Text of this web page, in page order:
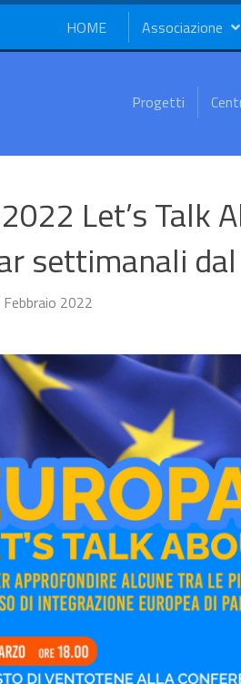
HOME Associazione
Progetti
Let’s Talk
settimanali
2022